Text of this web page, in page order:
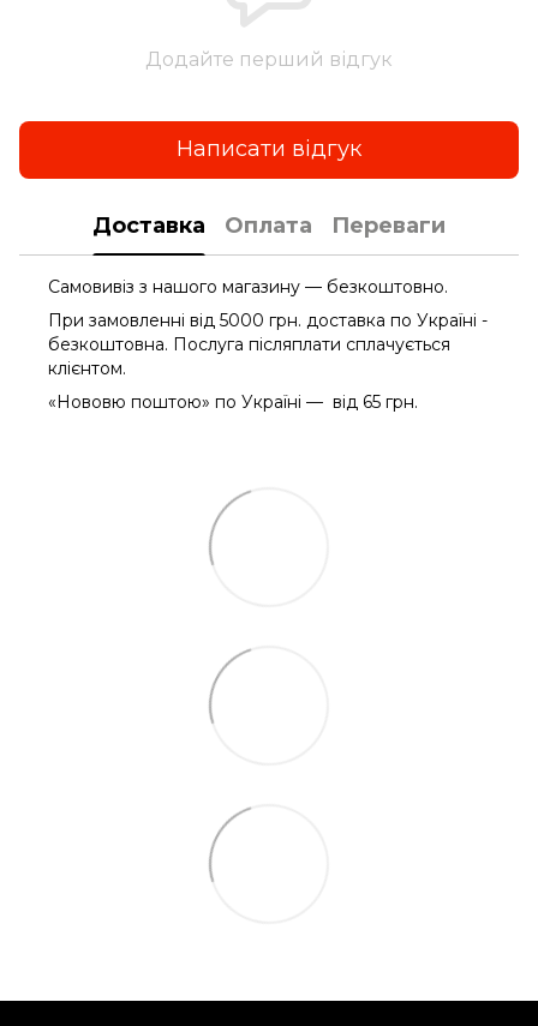
Додайте перший відгук
Написати відгук
Доставка Оплата Переваги
Самовивіз з нашого магазину — безкоштовно.
При замовленні від 5000 грн. доставка по Україні -
безкоштовна. Послуга післяплати сплачується
клієнтом.
«Нововю поштою» по Україні — від 65 грн.